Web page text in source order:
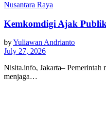
Nusantara Raya
Kemkomdigi Ajak
byYuliawan Andrianto
July 27, 2026
Nisita.info, Jakarta– Pemerintah
menjaga…